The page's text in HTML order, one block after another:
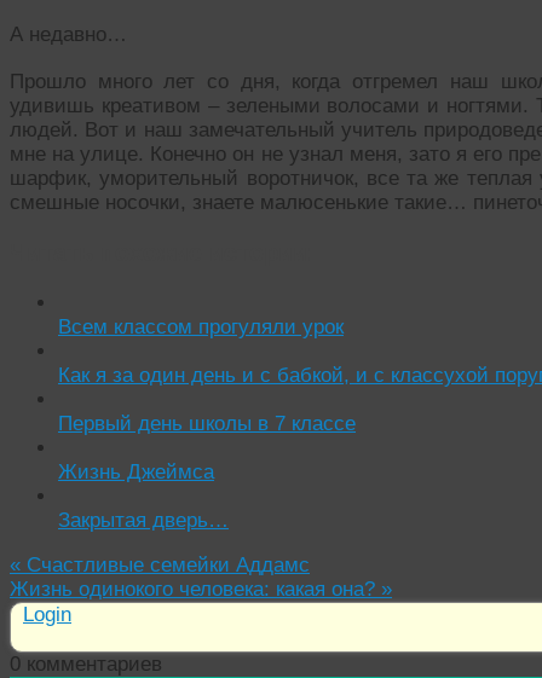
А недавно…
Прошло много лет со дня, когда отгремел наш
удивишь креативом – зелеными волосами и ногтями.
людей. Вот и наш замечательный учитель
мне на улице. Конечно он не узнал меня, зато я его
шарфик, уморительный воротничок, все та же
смешные носочки, знаете малюсенькие такие…
Всем классом прогуляли урок
Как я за один день и с бабкой, и с классухой
Первый день школы в 7 классе
Жизнь Джеймса
Закрытая дверь…
« Счастливые семейки Аддамс
Жизнь одинокого человека: какая она? »
Login
0 комментариев